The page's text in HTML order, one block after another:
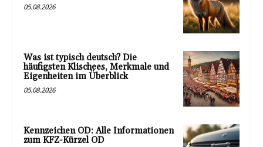
05.08.2026
Was ist typisch deutsch? Die
häufigsten Klischees, Merkmale und
Eigenheiten im Überblick
05.08.2026
Kennzeichen OD: Alle Informationen
zum KFZ-Kürzel OD